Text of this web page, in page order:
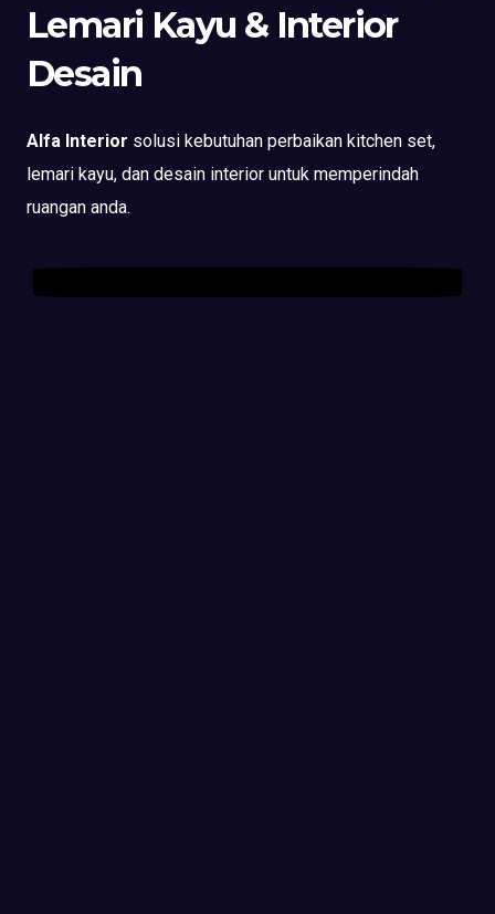
Lemari Kayu & Interior
Desain
Alfa Interior solusi kebutuhan perbaikan kitchen set,
lemari kayu, dan desain interior untuk memperindah
ruangan anda.